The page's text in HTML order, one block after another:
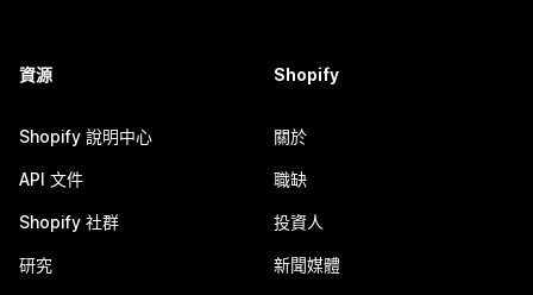
資源
Shopify 說明中心
API 文件
Shopify 社群
研究
Shopify
關於
職缺
投資人
新聞媒體